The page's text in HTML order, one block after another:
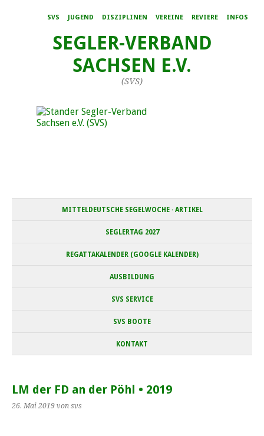
SVS JUGEND DISZIPLINEN VEREINE REVIERE INFOS
SEGLER-VERBAND
SACHSEN E.V.
(SVS)
MITTELDEUTSCHE SEGELWOCHE · ARTIKEL
SEGLERTAG 2027
REGATTAKALENDER (GOOGLE KALENDER)
AUSBILDUNG
SVS SERVICE
SVS BOOTE
KONTAKT
LM der FD an der Pöhl • 2019
26. Mai 2019 von svs